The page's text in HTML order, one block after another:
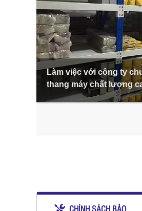
Làm việc với công ty
thang máy chất lượng
CHÍNH SÁCH BẢO